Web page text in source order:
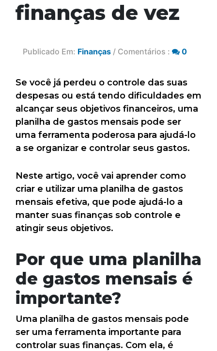
finanças de vez
Publicado Em: Finanças / Comentários : 0
Se você já perdeu o controle das suas
despesas ou está tendo dificuldades em
alcançar seus objetivos financeiros, uma
planilha de gastos mensais pode ser
uma ferramenta poderosa para ajudá-lo
a se organizar e controlar seus gastos.
Neste artigo, você vai aprender como
criar e utilizar uma planilha de gastos
mensais efetiva, que pode ajudá-lo a
manter suas finanças sob controle e
atingir seus objetivos.
Por que uma planilha
de gastos mensais é
importante?
Uma planilha de gastos mensais pode
ser uma ferramenta importante para
controlar suas finanças. Com ela, é